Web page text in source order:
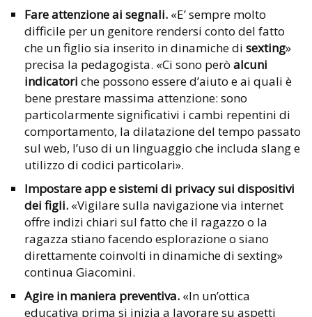
Fare attenzione ai segnali. «E’ sempre molto
difficile per un genitore rendersi conto del fatto
che un figlio sia inserito in dinamiche di sexting»
precisa la pedagogista. «Ci sono però alcuni
indicatori che possono essere d’aiuto e ai quali è
bene prestare massima attenzione: sono
particolarmente significativi i cambi repentini di
comportamento, la dilatazione del tempo passato
sul web, l’uso di un linguaggio che includa slang e
utilizzo di codici particolari».
Impostare app e sistemi di privacy sui dispositivi
dei figli. «Vigilare sulla navigazione via internet
offre indizi chiari sul fatto che il ragazzo o la
ragazza stiano facendo esplorazione o siano
direttamente coinvolti in dinamiche di sexting»
continua Giacomini.
Agire in maniera preventiva. «In un’ottica
educativa prima si inizia a lavorare su aspetti